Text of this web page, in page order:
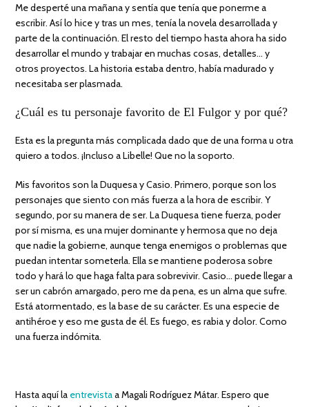
Me desperté una mañana y sentía que tenía que ponerme a
escribir. Así lo hice y tras un mes, tenía la novela desarrollada y
parte de la continuación. El resto del tiempo hasta ahora ha sido
desarrollar el mundo y trabajar en muchas cosas, detalles… y
otros proyectos. La historia estaba dentro, había madurado y
necesitaba ser plasmada.
¿Cuál es tu personaje favorito de El Fulgor y por qué?
Esta es la pregunta más complicada dado que de una forma u otra
quiero a todos. ¡Incluso a Libelle! Que no la soporto.
Mis favoritos son la Duquesa y Casio. Primero, porque son los
personajes que siento con más fuerza a la hora de escribir. Y
segundo, por su manera de ser. La Duquesa tiene fuerza, poder
por sí misma, es una mujer dominante y hermosa que no deja
que nadie la gobierne, aunque tenga enemigos o problemas que
puedan intentar someterla. Ella se mantiene poderosa sobre
todo y hará lo que haga falta para sobrevivir. Casio… puede llegar a
ser un cabrón amargado, pero me da pena, es un alma que sufre.
Está atormentado, es la base de su carácter. Es una especie de
antihéroe y eso me gusta de él. Es fuego, es rabia y dolor. Como
una fuerza indómita.
Hasta aquí la entrevistaa Magali Rodríguez Mátar. Espero que